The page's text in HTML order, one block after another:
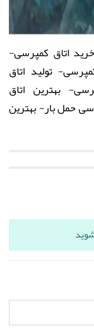
اتاق کمپرسی-
- تولید اتاق
- بهترین اتاق
حمل بار- بهترین